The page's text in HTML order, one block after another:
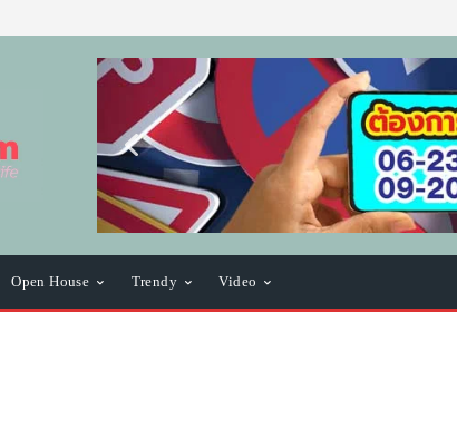
Open House Trendy Video